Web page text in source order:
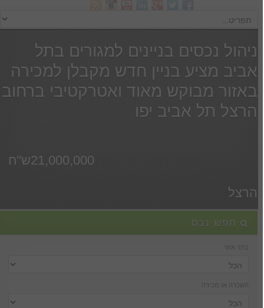
ניהול נכסים בניינים למגורים בתל
אביב מציע בניין חדש מקבלן למכירה
באזור מבוקש מאוד ואטרקטיבי ברחוב
הרצל תל אביב יפו
21,000,000ש''ח
הרצל
חפש נכס
בחר אזור
השכרה או מכירה